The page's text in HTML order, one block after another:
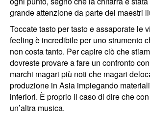
grande attenzione da parte dei maestri
Toccate tasto per tasto e assaporate le
feeling è incredibile per uno strumento
non costa tanto. Per capire ciò che
dovreste provare a fare un confronto
marchi magari più noti che magari
produzione in Asia impiegando
inferiori. È proprio il caso di dire che
un’altra musica.